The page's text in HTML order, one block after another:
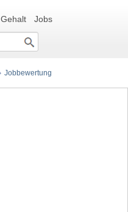
Gehalt Jobs
Jobbewertung